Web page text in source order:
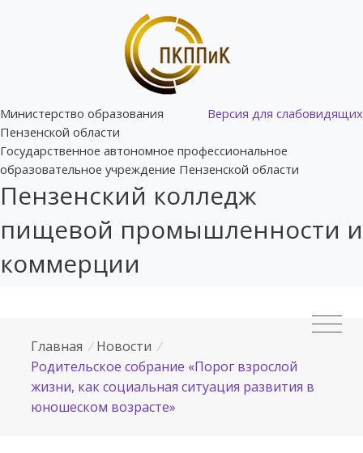
Версия для слабовидящих
Министерство образования
Пензенской области
Государственное автономное профессиональное
образовательное учреждение Пензенской области
Пензенский колледж
пищевой промышленности и
коммерции
Главная / Новости /
Родительское собрание «Порог взрослой
жизни, как социальная ситуация развития в
юношеском возрасте»